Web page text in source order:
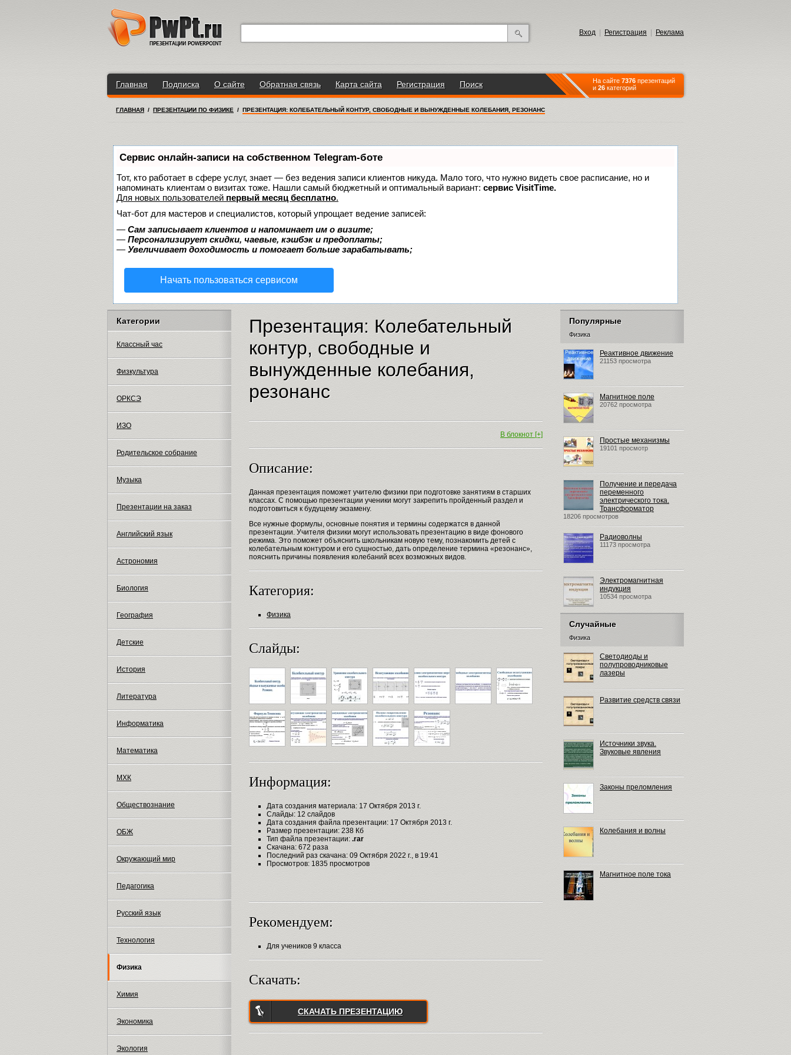
Вход Регистрация Реклама
Главная Подписка О сайте Обратная связь Карта сайта Регистрация Поиск На сайте 7376 презентаций
и 26 категорий
ГЛАВНАЯ / ПРЕЗЕНТАЦИИ ПО ФИЗИКЕ / ПРЕЗЕНТАЦИЯ: КОЛЕБАТЕЛЬНЫЙ КОНТУР, СВОБОДНЫЕ И ВЫНУЖДЕННЫЕ КОЛЕБАНИЯ, РЕЗОНАНС
Сервис онлайн-записи на собственном Telegram-боте
Тот, кто работает в сфере услуг, знает — без ведения записи клиентов никуда. Мало того, что нужно видеть свое расписание, но и
напоминать клиентам о визитах тоже. Нашли самый бюджетный и оптимальный вариант: сервис VisitTime.
Для новых пользователей первый месяц бесплатно.
Чат-бот для мастеров и специалистов, который упрощает ведение записей:
— Сам записывает клиентов и напоминает им о визите;
— Персонализирует скидки, чаевые, кэшбэк и предоплаты;
— Увеличивает доходимость и помогает больше зарабатывать;
Начать пользоваться сервисом
Категории
Классный час
Физкультура
ОРКСЭ
ИЗО
Родительское собрание
Музыка
Презентации на заказ
Английский язык
Астрономия
Биология
География
Детские
История
Литература
Информатика
Математика
МХК
Обществознание
ОБЖ
Окружающий мир
Педагогика
Русский язык
Технология
Физика
Химия
Экономика
Экология
Презентация: Колебательный
контур, свободные и
вынужденные колебания,
резонанс
В блокнот [+]
Описание:
Данная презентация поможет учителю физики при подготовке занятиям в старших
классах. С помощью презентации ученики могут закрепить пройденный раздел и
подготовиться к будущему экзамену.
Все нужные формулы, основные понятия и термины содержатся в данной
презентации. Учителя физики могут использовать презентацию в виде фонового
режима. Это поможет объяснить школьникам новую тему, познакомить детей с
колебательным контуром и его сущностью, дать определение термина «резонанс»,
пояснить причины появления колебаний всех возможных видов.
Категория:
Физика
Слайды:
Информация:
Дата создания материала: 17 Октября 2013 г.
Слайды: 12 слайдов
Дата создания файла презентации: 17 Октября 2013 г.
Размер презентации: 238 Кб
Тип файла презентации: .rar
Скачана: 672 раза
Последний раз скачана: 09 Октября 2022 г., в 19:41
Просмотров: 1835 просмотров
Рекомендуем:
Для учеников 9 класса
Скачать:
СКАЧАТЬ ПРЕЗЕНТАЦИЮ
Популярные
Физика
Реактивное движение
21153 просмотра
Магнитное поле
20762 просмотра
Простые механизмы
19101 просмотр
Получение и передача
переменного
электрического тока.
Трансформатор
18206 просмотров
Радиоволны
11173 просмотра
Электромагнитная
индукция
10534 просмотра
Случайные
Физика
Светодиоды и
полупроводниковые
лазеры
Развитие средств связи
Источники звука.
Звуковые явления
Законы преломления
Колебания и волны
Магнитное поле тока